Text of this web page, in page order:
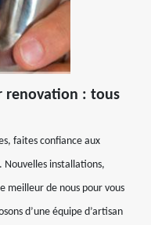
renovation : tous
faites confiance aux
Nouvelles installations,
meilleur de nous pour vous
d’une équipe d’artisan